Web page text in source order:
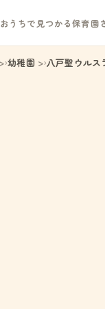
おうちで見つかる保育園
幼稚園 八戸聖ウルス